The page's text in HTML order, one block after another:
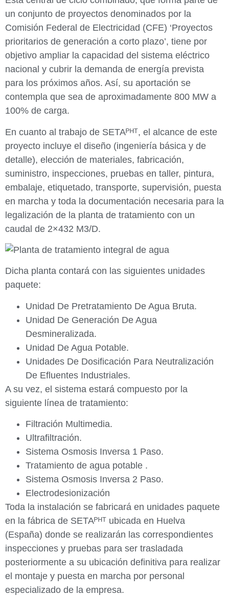
un conjunto de proyectos denominados por la
Comisión Federal de Electricidad (CFE) ‘Proyectos
prioritarios de generación a corto plazo’, tiene por
objetivo ampliar la capacidad del sistema eléctrico
nacional y cubrir la demanda de energía prevista
para los próximos años. Así, su aportación se
contempla que sea de aproximadamente 800 MW a
100% de carga.
En cuanto al trabajo de SETAᴾᴴᵀ, el alcance de este
proyecto incluye el diseño (ingeniería básica y de
detalle), elección de materiales, fabricación,
suministro, inspecciones, pruebas en taller, pintura,
embalaje, etiquetado, transporte, supervisión, puesta
en marcha y toda la documentación necesaria para la
legalización de la planta de tratamiento con un
caudal de 2×432 M3/D.
Dicha planta contará con las siguientes unidades
paquete:
Unidad De Pretratamiento De Agua Bruta.
Unidad De Generación De Agua
Desmineralizada.
Unidad De Agua Potable.
Unidades De Dosificación Para Neutralización
De Efluentes Industriales.
A su vez, el sistema estará compuesto por la
siguiente línea de tratamiento:
Filtración Multimedia.
Ultrafiltración.
Sistema Osmosis Inversa 1 Paso.
Tratamiento de agua potable .
Sistema Osmosis Inversa 2 Paso.
Electrodesionización
Toda la instalación se fabricará en unidades paquete
en la fábrica de SETAᴾᴴᵀ ubicada en Huelva
(España) donde se realizarán las correspondientes
inspecciones y pruebas para ser trasladada
posteriormente a su ubicación definitiva para realizar
el montaje y puesta en marcha por personal
especializado de la empresa.